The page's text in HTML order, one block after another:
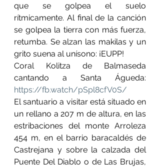
que se golpea el suelo
rítmicamente. Al final de la canción
se golpea la tierra con más fuerza,
retumba. Se alzan las makilas y un
grito suena al unísono: ¡EUPP!
Coral Kolitza de Balmaseda
https://fb.watch/pSpl8cfV0S/
El santuario a visitar está situado en
un rellano a 207 m de altura, en las
estribaciones del monte Arroleza
454 m, en el barrio baracaldés de
Castrejana y sobre la calzada del
Puente Del Diablo o de Las Brujas,